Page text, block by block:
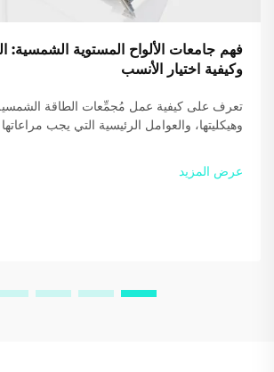
فهم جامعات الألواح المستوية الشمسية:
وكيفية اختيار الأنسب
تعرف على كيفية عمل مُجمِّعات الطاقة
وهيكليتها، والعوامل الرئيسية التي يجب
عرض المزيد